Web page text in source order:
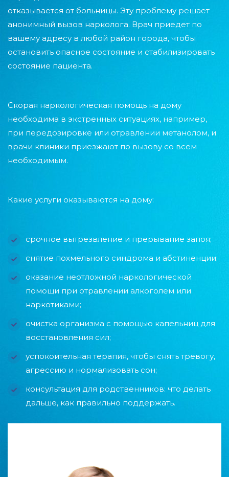
отказывается от больницы. Эту проблему решает
анонимный вызов нарколога. Врач приедет по
вашему адресу в любой район города, чтобы
остановить опасное состояние и стабилизировать
состояние пациента.
Скорая наркологическая помощь на дому
необходима в экстренных ситуациях, например,
при передозировке или отравлении метанолом, и
врачи клиники приезжают по вызову со всем
необходимым.
Какие услуги оказываются на дому:
срочное вытрезвление и прерывание запоя;
снятие похмельного синдрома и абстиненции;
оказание неотложной наркологической
помощи при отравлении алкоголем или
наркотиками;
очистка организма с помощью капельниц для
восстановления сил;
успокоительная терапия, чтобы снять тревогу,
агрессию и нормализовать сон;
консультация для родственников: что делать
дальше, как правильно поддержать.